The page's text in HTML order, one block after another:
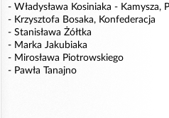
- Władysława Kosiniaka - Kamysza,
- Krzysztofa Bosaka, Konfederacja
- Stanisława Żółtka
- Marka Jakubiaka
- Mirosława Piotrowskiego
- Pawła Tanajno